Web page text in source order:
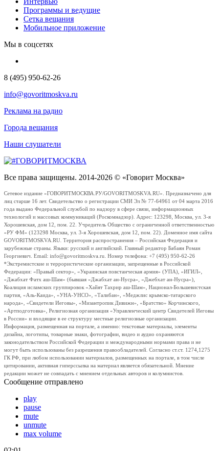
Программы и ведущие
Сетка вещания
Мобильное приложение
Мы в соцсетях
8 (495) 950-62-26
info@govoritmoskva.ru
Реклама на радио
Города вещания
Наши слушатели
Все права защищены. 2014-2026 © «Говорит Москва»
Сетевое издание «ГОВОРИТМОСКВА.РУ/GOVORITMOSKVA.RU». Предназначено для
лиц старше 16 лет. Свидетельство о регистрации СМИ Эл № 77-64961 от 04 марта 2016
года выдано Федеральной службой по надзору в сфере связи, информационных
технологий и массовых коммуникаций (Роскомнадзор). Адрес: 123298, Москва, ул. 3-я
Хорошевская, дом 12, пом. 22. Учредитель Общество с ограниченной ответственностью
«РУ ФМ» (123298 Москва, ул. 3-я Хорошевская, дом 12, пом. 22). Доменное имя сайта
GOVORITMOSKVA.RU. Территория распространения – Российская Федерация и
зарубежные страны. Языки: русский и английский. Главный редактор Бабаян Роман
Георгиевич. Email: info@govoritmoskva.ru. Номер телефона: +7 (495) 950-62-26
*Экстремистские и террористические организации, запрещенные в Российской
Федерации: «Правый сектор», «Украинская повстанческая армия» (УПА), «ИГИЛ»,
«Джабхат Фатх аш-Шам» (бывшая «Джабхат ан-Нусра», «Джебхат ан-Нусра»),
Коалиция исламских группировок «Хайят Тахрир аш-Шам», Национал-Большевистская
партия, «Аль-Каида», «УНА-УНСО», «Талибан», «Меджлис крымско-татарского
народа», «Свидетели Иеговы», «Мизантропик Дивижн», «Братство» Корчинского,
«Артподготовка», Религиозная организация «Управленческий центр Свидетелей Иеговы
в России» и входящие в ее структуру местные религиозные организации.
Информация, размещенная на портале, а именно: текстовые материалы, элементы
дизайна, логотипы, товарные знаки, фотографии, видео и аудио охраняются
законодательством Российской Федерации и международными нормами права и не
могут быть использованы без разрешения правообладателей. Согласно ст.ст. 1274,1275
ГК РФ, при любом использовании материалов, размещенных на портале, в том числе
цитировании, активная гиперссылка на материал является обязательной. Мнение
редакции может не совпадать с мнением отдельных авторов и колумнистов.
Сообщение отправлено
play
pause
mute
unmute
max volume